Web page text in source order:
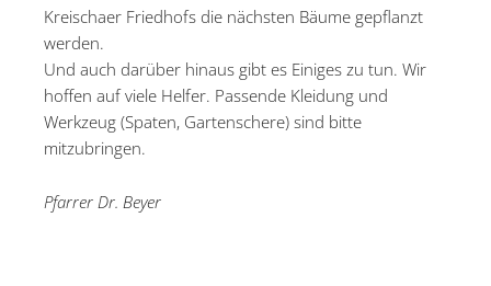
Kreischaer Friedhofs die nächsten Bäume gepflanzt
werden.
Und auch darüber hinaus gibt es Einiges zu tun. Wir
hoffen auf viele Helfer. Passende Kleidung und
Werkzeug (Spaten, Gartenschere) sind bitte
mitzubringen.
Pfarrer Dr. Beyer